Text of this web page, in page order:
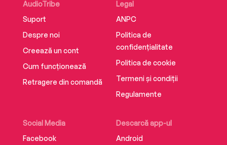
AudioTribe
Suport
Despre noi
Creează un cont
Cum funcționează
Retragere din comandă
Social Media
Facebook
Descarcă app-ul
Android
Legal
ANPC
Politica de
confidențialitate
Politica de cookie
Termeni și condiții
Regulamente